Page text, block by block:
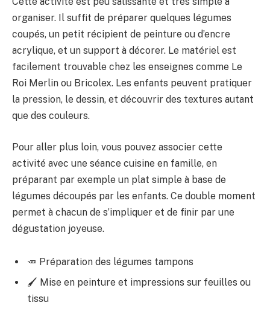
organiser. Il suffit de préparer quelques légumes
coupés, un petit récipient de peinture ou d’encre
acrylique, et un support à décorer. Le matériel est
facilement trouvable chez les enseignes comme Le
Roi Merlin ou Bricolex. Les enfants peuvent pratiquer
la pression, le dessin, et découvrir des textures autant
que des couleurs.
Pour aller plus loin, vous pouvez associer cette
activité avec une séance cuisine en famille, en
préparant par exemple un plat simple à base de
légumes découpés par les enfants. Ce double moment
permet à chacun de s’impliquer et de finir par une
dégustation joyeuse.
🥕 Préparation des légumes tampons
🖌️ Mise en peinture et impressions sur feuilles ou
tissu